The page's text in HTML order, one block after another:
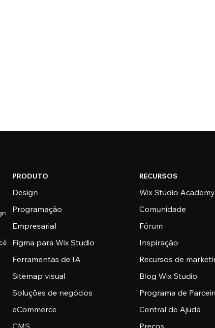
PRODUTO
Design
Programação
Empresarial
Figma para Wix Studio
Ferramentas de IA
Sitemap visual
Soluções de negócios
eCommerce
CMS
RECURSOS
Wix Studio Academy
Comunidade
Fórum
Inspiração
Recursos de
Blog Wix Studio
Programa de
Central de Ajuda
Preços